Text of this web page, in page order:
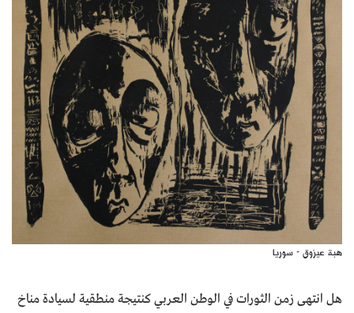
هبة عيزوق - سوريا
هل انتهى زمن الثورات في الوطن العربي كنتيجة منطقية لسيادة مناخ